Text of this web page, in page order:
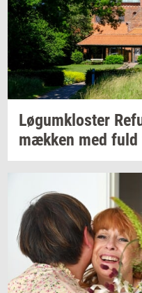
Løgum­klo­ster
mæk­ken med fuld